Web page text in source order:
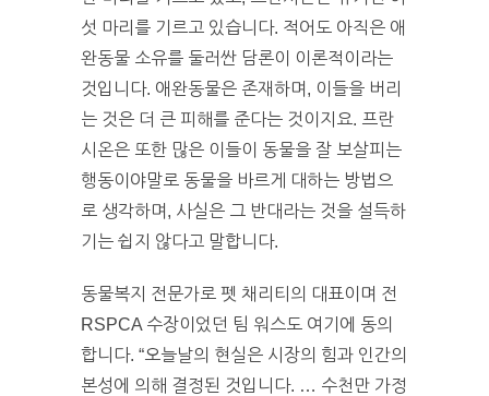
섯 마리를 기르고 있습니다. 적어도 아직은 애
완동물 소유를 둘러싼 담론이 이론적이라는
것입니다. 애완동물은 존재하며, 이들을 버리
는 것은 더 큰 피해를 준다는 것이지요. 프란
시온은 또한 많은 이들이 동물을 잘 보살피는
행동이야말로 동물을 바르게 대하는 방법으
로 생각하며, 사실은 그 반대라는 것을 설득하
기는 쉽지 않다고 말합니다.
동물복지 전문가로 펫 채리티의 대표이며 전
RSPCA 수장이었던 팀 워스도 여기에 동의
합니다. “오늘날의 현실은 시장의 힘과 인간의
본성에 의해 결정된 것입니다. … 수천만 가정